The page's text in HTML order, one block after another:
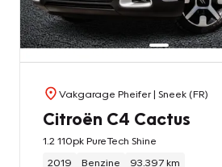
Vakgarage Pheifer| Sneek (FR)
Citroën C4 Cactus
1.2 110pk PureTech Shine
2019
Benzine 93.397 km